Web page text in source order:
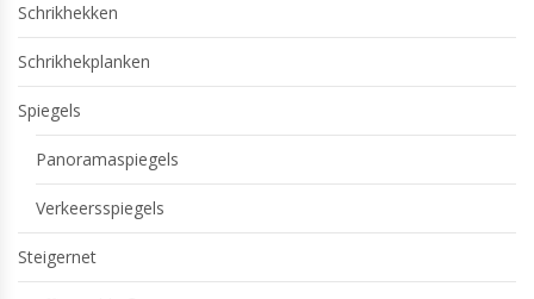
Schrikhekken
Schrikhekplanken
Spiegels
Panoramaspiegels
Verkeersspiegels
Steigernet